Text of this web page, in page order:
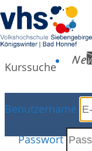
Kurssuche
Benutzername
Passwort